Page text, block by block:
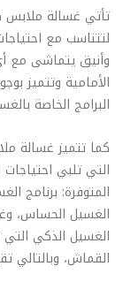
تأتي غسالة
لتتناسب مع
وأنيق يتماشى مع
الأمامية وتتميز
البرامج الخاصة
كما تتميز غسالة
التي تلبي
المتوفرة: برنامج
الغسيل الحساس،
الغسيل الذكي
القماش، وبالتالي